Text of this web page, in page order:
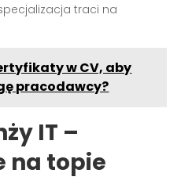
traci na
w CV, aby
pracodawcy?
IT –
na topie